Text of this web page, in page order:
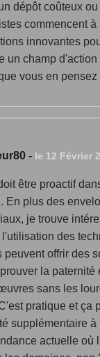
dépôt coûteux
commencent à
innovantes
un champ d'action
vous en pensez
- le 12 Février
être proactif
En plus des
je trouve
des
peuvent offrir des
la paternité
sans les
pratique et ça
supplémentaire à
actuelle où